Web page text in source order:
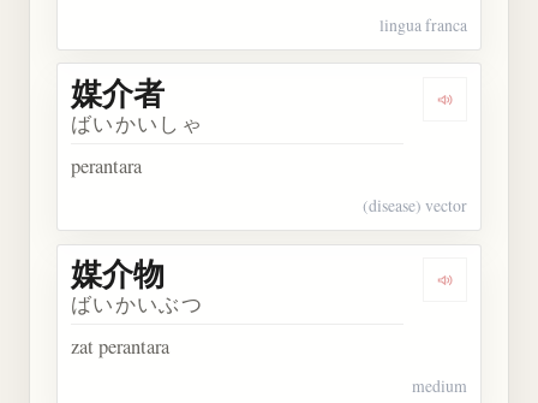
lingua franca
Dengarkan
媒介者
ばいかいしゃ
perantara
(disease) vector
Dengarkan
媒介物
ばいかいぶつ
zat perantara
medium